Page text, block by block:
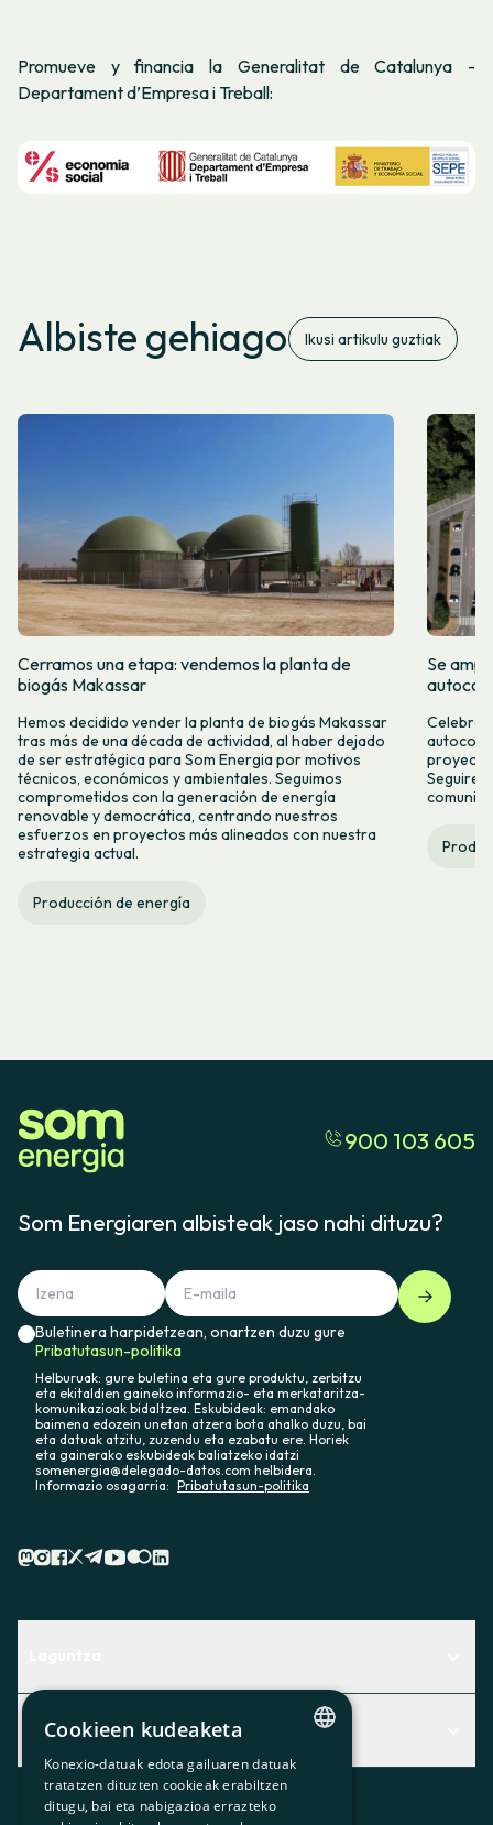
Promueve y financia la Generalitat de Catalunya -
Departament d’Empresa i Treball:
Albiste gehiago Ikusi artikulu guztiak
Cerramos una etapa: vendemos la planta de
biogás Makassar
Hemos decidido vender la planta de biogás Makassar
tras más de una década de actividad, al haber dejado
de ser estratégica para Som Energia por motivos
técnicos, económicos y ambientales. Seguimos
comprometidos con la generación de energía
renovable y democrática, centrando nuestros
esfuerzos en proyectos más alineados con nuestra
estrategia actual.
Producción de energía
Se
900 103 605
Som Energiaren albisteak jaso nahi dituzu?
Buletinera harpidetzean, onartzen duzu gure
Pribatutasun-politika
Helburuak: gure buletina eta gure produktu, zerbitzu
eta ekitaldien gaineko informazio- eta merkataritza-
komunikazioak bidaltzea. Eskubideak: emandako
baimena edozein unetan atzera bota ahalko duzu, bai
eta datuak atzitu, zuzendu eta ezabatu ere. Horiek
eta gainerako eskubideak baliatzeko idatzi
somenergia@delegado-datos.com helbidera.
Informazio osagarria: Pribatutasun-politika
Centro de Ayuda
Aurkitu zerbitzurik egokiena zuretzat
Contacto
Albisteak
Albisteak
Bazkideen txokoa
CATALAN
SPANISH
Cookieen kudeaketa
Konexio-datuak edota gailuaren datuak
tratatzen dituzten cookieak erabiltzen
ditugu, bai eta nabigazioa errazteko